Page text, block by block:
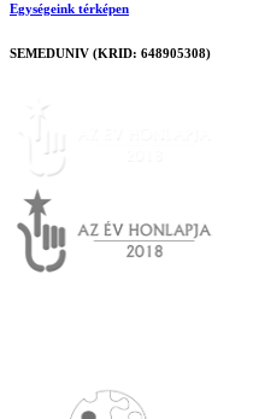
Egységeink térképen
SEMEDUNIV (KRID: 648905308)